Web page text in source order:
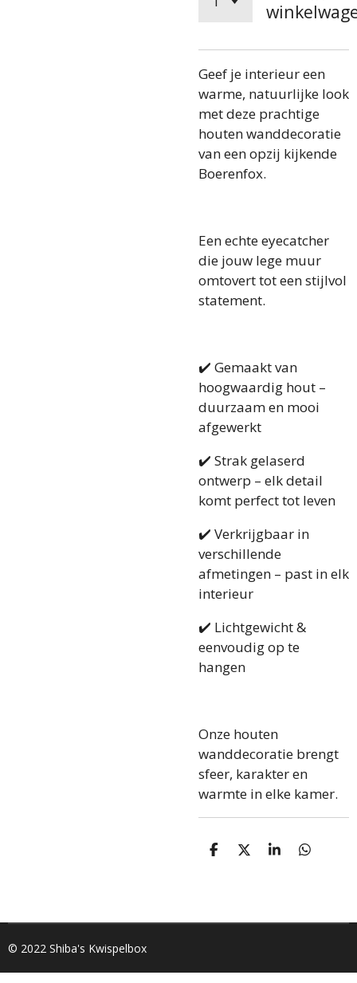
Geef je interieur een
warme, natuurlijke look
met deze prachtige
houten wanddecoratie
van een opzij kijkende
Boerenfox.
Een echte eyecatcher
die jouw lege muur
omtovert tot een stijlvol
statement.
✔️ Gemaakt van
hoogwaardig hout –
duurzaam en mooi
afgewerkt
✔️ Strak gelaserd
ontwerp – elk detail
komt perfect tot leven
✔️ Verkrijgbaar in
verschillende
afmetingen – past in elk
interieur
✔️ Lichtgewicht &
eenvoudig op te
hangen
Onze houten
wanddecoratie brengt
sfeer, karakter en
warmte in elke kamer.
D
D
S
D
© 2022 Shiba's Kwispelbox